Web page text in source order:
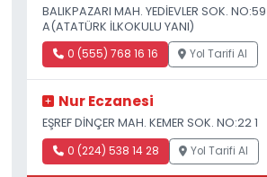
BALIKPAZARI MAH. YEDİEVLER SOK. NO:59
A(ATATÜRK İLKOKULU YANI)
0 (555) 768 16 16 Yol Tarifi Al
Nur Eczanesi
EŞREF DİNÇER MAH. KEMER SOK. NO:22 1
0 (224) 538 14 28 Yol Tarifi Al